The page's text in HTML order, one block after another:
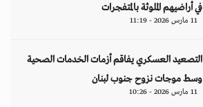
في أراضيهم الملوثة بالمتفجرات
11 مارس 2026 - 11:19
التصعيد العسكري يفاقم أزمات الخدمات الصحية
وسط موجات نزوح جنوب لبنان
11 مارس 2026 - 10:26